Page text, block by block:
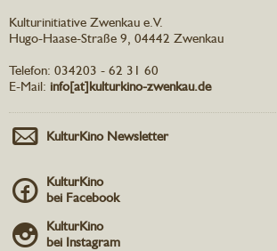
Kulturinitiative Zwenkau e.V.
Hugo-Haase-Straße 9, 04442 Zwenkau
Telefon: 034203 - 62 31 60
E-Mail: info[at]kulturkino-zwenkau.de
KulturKino Newsletter
KulturKino
bei Facebook
KulturKino
bei Instagram